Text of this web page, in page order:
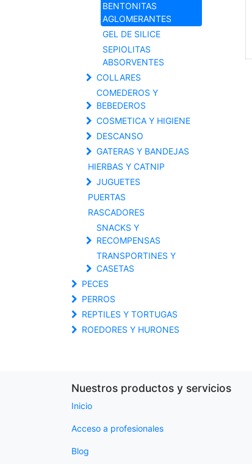
BENTONITAS
AGLOMERANTES
GEL DE SILICE
SEPIOLITAS
ABSORVENTES
COLLARES
COMEDEROS Y
BEBEDEROS
COSMETICA Y HIGIENE
DESCANSO
GATERAS Y BANDEJAS
HIERBAS Y CATNIP
JUGUETES
PUERTAS
RASCADORES
SNACKS Y
RECOMPENSAS
TRANSPORTINES Y
CASETAS
PECES
PERROS
REPTILES Y TORTUGAS
ROEDORES Y HURONES
Nuestros productos y servicios
Inicio
Acceso a profesionales
Blog